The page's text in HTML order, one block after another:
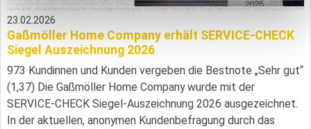
23.02.2026
Gaßmöller Home Company erhält SERVICE-CHECK
Siegel Auszeichnung 2026
973 Kundinnen und Kunden vergeben die Bestnote „Sehr gut“
(1,37) Die Gaßmöller Home Company wurde mit der
SERVICE-CHECK Siegel-Auszeichnung 2026 ausgezeichnet.
In der aktuellen, anonymen Kundenbefragung durch das